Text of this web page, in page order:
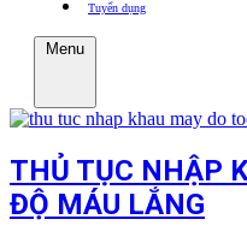
Tuyển dụng
Menu
THỦ TỤC NHẬP
ĐỘ MÁU LẮNG